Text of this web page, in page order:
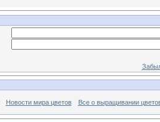
Новости мира цветов Все о выращивании